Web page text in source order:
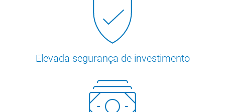
Elevada segurança de investimento